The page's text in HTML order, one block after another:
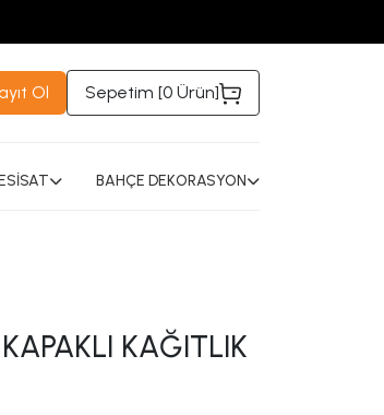
Ol Sepetim [0 Ürün]
BAHÇE DEKORASYON
KAĞITLIK